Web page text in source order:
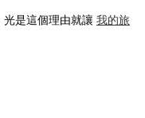
光是這個理由就讓 我的旅